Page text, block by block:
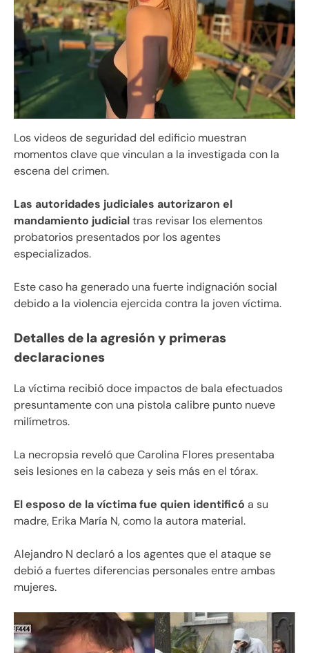
Los videos de seguridad del edificio muestran
momentos clave que vinculan a la investigada con la
escena del crimen.
Las autoridades judiciales autorizaron el
mandamiento judicialtras revisar los elementos
probatorios presentados por los agentes
especializados.
Este caso ha generado una fuerte indignación social
debido a la violencia ejercida contra la joven víctima.
Detalles de la agresión y primeras
declaraciones
La víctima recibió doce impactos de bala efectuados
presuntamente con una pistola calibre punto nueve
milímetros.
La necropsia reveló que Carolina Flores presentaba
seis lesiones en la cabeza y seis más en el tórax.
El esposo de la víctima fue quien identificó a su
madre, Erika María N, como la autora material.
Alejandro N declaró a los agentes que el ataque se
debió a fuertes diferencias personales entre ambas
mujeres.